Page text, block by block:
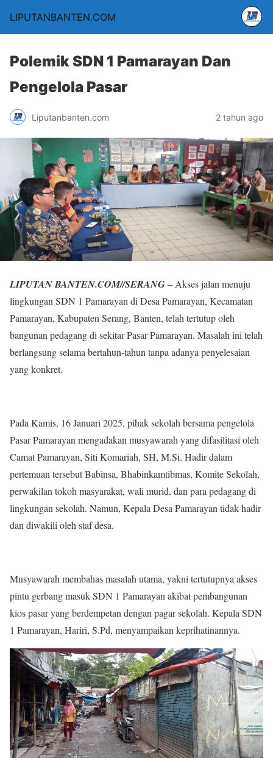
LIPUTANBANTEN.COM
Polemik SDN 1 Pamarayan Dan
Pengelola Pasar
Liputanbanten.com 2 tahun ago
LIPUTAN BANTEN.COM//SERANG– Akses jalan menuju
lingkungan SDN 1 Pamarayan di Desa Pamarayan, Kecamatan
Pamarayan, Kabupaten Serang, Banten, telah tertutup oleh
bangunan pedagang di sekitar Pasar Pamarayan. Masalah ini telah
berlangsung selama bertahun-tahun tanpa adanya penyelesaian
yang konkret.
Pada Kamis, 16 Januari 2025, pihak sekolah bersama pengelola
Pasar Pamarayan mengadakan musyawarah yang difasilitasi oleh
Camat Pamarayan, Siti Komariah, SH, M.Si. Hadir dalam
pertemuan tersebut Babinsa, Bhabinkamtibmas, Komite Sekolah,
perwakilan tokoh masyarakat, wali murid, dan para pedagang di
lingkungan sekolah. Namun, Kepala Desa Pamarayan tidak hadir
dan diwakili oleh staf desa.
Musyawarah membahas masalah utama, yakni tertutupnya akses
pintu gerbang masuk SDN 1 Pamarayan akibat pembangunan
kios pasar yang berdempetan dengan pagar sekolah. Kepala SDN
1 Pamarayan, Hariri, S.Pd, menyampaikan keprihatinannya.